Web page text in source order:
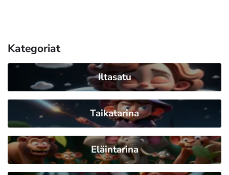
Kategoriat
Iltasatu
Taikatarina
Eläintarina